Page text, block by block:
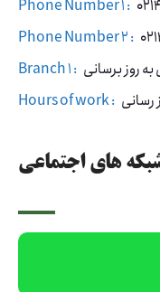
های اجتماعی
Phone Number 1 :
Phone Number 2 :
Branch 1 :
Hours of work :